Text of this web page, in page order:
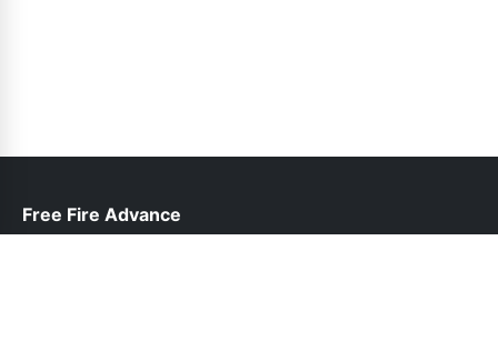
Free Fire Advance